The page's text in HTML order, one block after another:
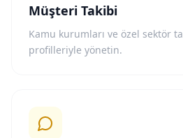
Müşteri Takibi
Kamu kurumları ve özel sektör
profilleriyle yönetin.